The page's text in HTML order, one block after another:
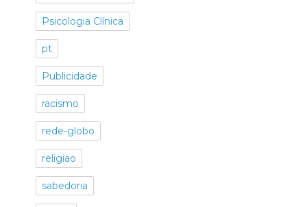
Psicologia Clínica
pt
Publicidade
racismo
rede-globo
religiao
sabedoria